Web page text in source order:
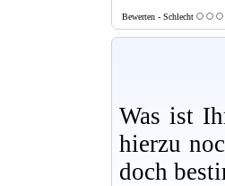
Bewerten - Schlecht
Was ist
hierzu
doch